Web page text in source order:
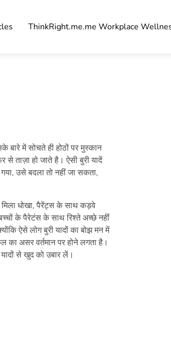
ThinkRight.me.me Workplace
बारे में सोचते ही होठों पर मुस्कान
ताज़ा हो जाते है। ऐसी बुरी यादें
उसे बदला तो नहीं जा सकता,
मिला धोखा, पैरेंट्स के साथ कड़वे
के पैरेटंस के साथ रिश्ते अच्छे नहीं
ऐसे लोग बुरी यादों का बोझ मन में
असर वर्तमान पर होने लगता है।
से खुद को उबार लें।